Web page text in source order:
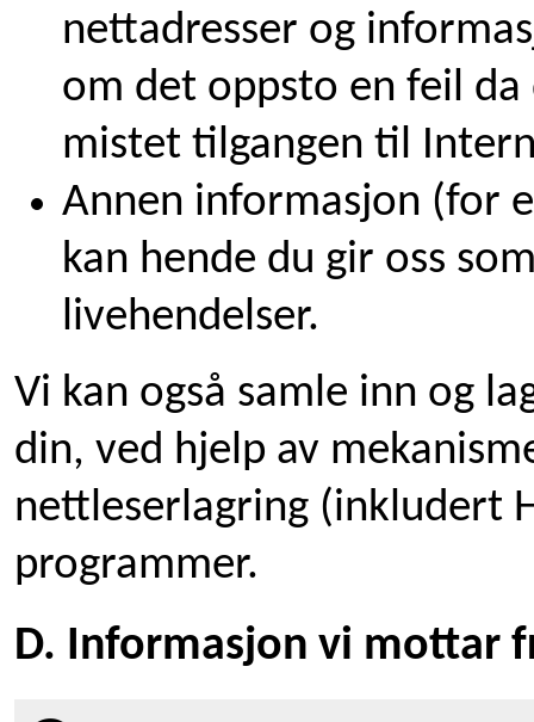
nettadresser og
om det oppsto en feil
mistet tilgangen til
Annen informasjon (for
kan hende du gir oss
livehendelser.
Vi kan også samle inn og
din, ved hjelp av
nettleserlagring (inkludert
programmer.
D. Informasjon vi mottar